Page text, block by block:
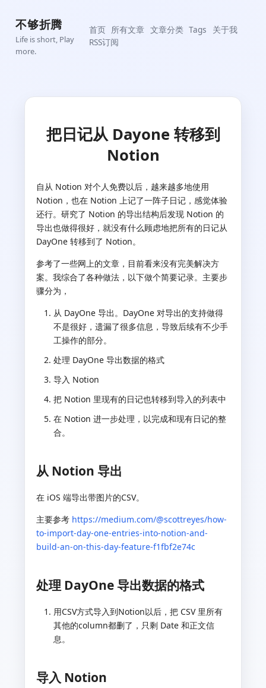
不够折腾
Life is short, Play
more.
首页 所有文章 文章分类 Tags
关于我
RSS订阅
把日记从 Dayone 转移到
Notion
自从 Notion 对个人免费以后，越来越多地使用
Notion，也在 Notion 上记了一阵子日记，感觉体验
还行。研究了 Notion 的导出结构后发现 Notion 的
导出也做得很好，就没有什么顾虑地把所有的日记从
DayOne 转移到了 Notion。
参考了一些网上的文章，目前看来没有完美解决方
案。我综合了各种做法，以下做个简要记录。主要步
骤分为，
从 DayOne 导出。DayOne 对导出的支持做得
不是很好，遗漏了很多信息，导致后续有不少手
工操作的部分。
处理 DayOne 导出数据的格式
导入 Notion
把 Notion 里现有的日记也转移到导入的列表中
在 Notion 进一步处理，以完成和现有日记的整
合。
从 Notion 导出
在 iOS 端导出带图片的CSV。
主要参考 https://medium.com/@scottreyes/how-
to-import-day-one-entries-into-notion-and-
build-an-on-this-day-feature-f1fbf2e74c
处理 DayOne 导出数据的格式
用CSV方式导入到Notion以后，把 CSV 里所有
其他的column都删了，只剩 Date 和正文信
息。
导入 Notion